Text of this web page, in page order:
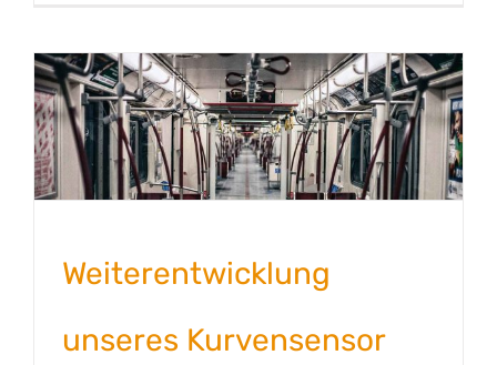
Weiterentwicklung
unseres Kurvensensor